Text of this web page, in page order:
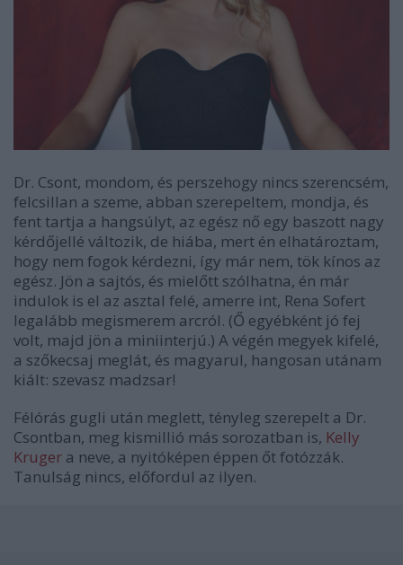
Dr. Csont, mondom, és perszehogy nincs szerencsém,
felcsillan a szeme, abban szerepeltem, mondja, és
fent tartja a hangsúlyt, az egész nő egy baszott nagy
kérdőjellé változik, de hiába, mert én elhatároztam,
hogy nem fogok kérdezni, így már nem, tök kínos az
egész. Jön a sajtós, és mielőtt szólhatna, én már
indulok is el az asztal felé, amerre int, Rena Sofert
legalább megismerem arcról. (Ő egyébként jó fej
volt, majd jön a miniinterjú.) A végén megyek kifelé,
a szőkecsaj meglát, és magyarul, hangosan utánam
kiált: szevasz madzsar!
Félórás gugli után meglett, tényleg szerepelt a Dr.
Csontban, meg kismillió más sorozatban is, Kelly
Kruger a neve, a nyitóképen éppen őt fotózzák.
Tanulság nincs, előfordul az ilyen.